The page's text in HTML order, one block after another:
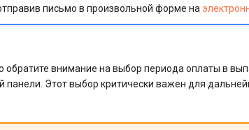
письмо в произвольной форме на
обратите внимание на выбор периода оплаты в
панели. Этот выбор критически важен для